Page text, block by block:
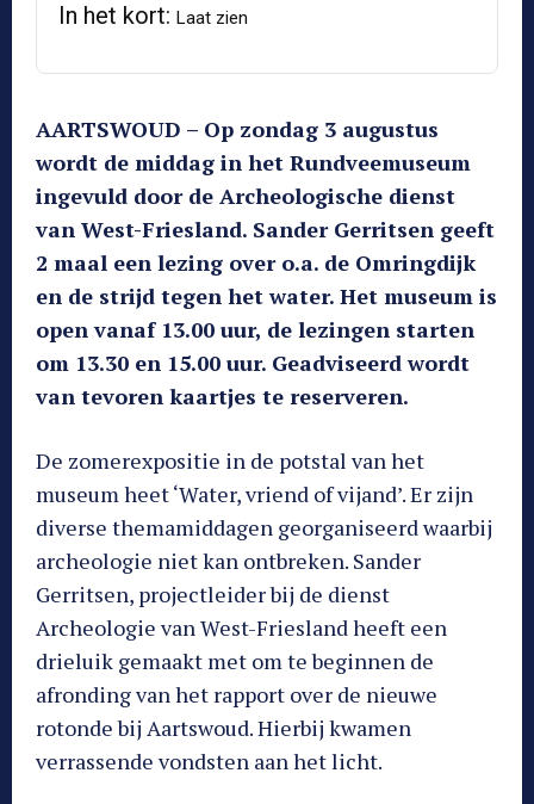
In het kort: Laat zien
AARTSWOUD – Op zondag 3 augustus
wordt de middag in het Rundveemuseum
ingevuld door de Archeologische dienst
van West-Friesland. Sander Gerritsen geeft
2 maal een lezing over o.a. de Omringdijk
en de strijd tegen het water. Het museum is
open vanaf 13.00 uur, de lezingen starten
om 13.30 en 15.00 uur. Geadviseerd wordt
van tevoren kaartjes te reserveren.
De zomerexpositie in de potstal van het
museum heet ‘Water, vriend of vijand’. Er zijn
diverse themamiddagen georganiseerd waarbij
archeologie niet kan ontbreken. Sander
Gerritsen, projectleider bij de dienst
Archeologie van West-Friesland heeft een
drieluik gemaakt met om te beginnen de
afronding van het rapport over de nieuwe
rotonde bij Aartswoud. Hierbij kwamen
verrassende vondsten aan het licht.